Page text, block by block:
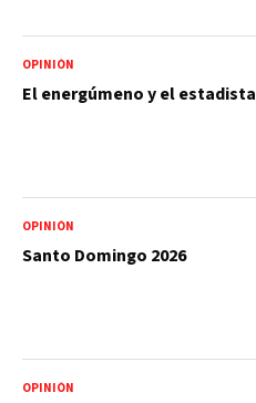
OPINIÓN
El energúmeno y el estadista
OPINIÓN
Santo Domingo 2026
OPINIÓN